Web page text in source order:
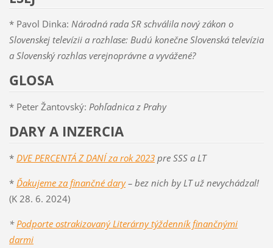
* Pavol Dinka: Národná rada SR schválila nový zákon o
Slovenskej televízii a rozhlase: Budú konečne Slovenská televízia
a Slovenský rozhlas verejnoprávne a vyvážené?
GLOSA
* Peter Žantovský: Pohľadnica z Prahy
DARY A INZERCIA
* DVE PERCENTÁ Z DANÍ za rok 2023pre SSS a LT
* Ďakujeme za finančné dary– bez nich by LT už nevychádzal!
(K 28. 6. 2024)
* Podporte ostrakizovaný Literárny týždenník finančnými
darmi